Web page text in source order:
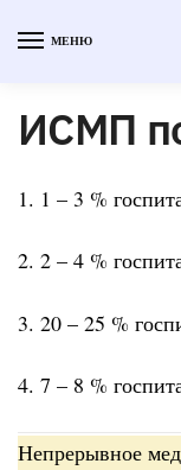
МЕНЮ
ИСМП
1. 1 – 3 %
2. 2 – 4 %
3. 20 – 25 %
4. 7 – 8 %
Непрерывное